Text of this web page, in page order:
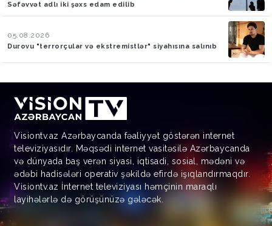
Səfəvvət adlı iki şəxs edam edilib
05.08.2026
Durovu "terrorçular və ekstremistlər" siyahısına salınıb
Visiontv.az Azərbaycanda fəaliyyət göstərən internet
televiziyasıdır. Məqsədi internet vasitəsilə Azərbaycanda
və dünyada baş verən siyasi, iqtisadi, sosial, mədəni və
ədəbi hadisələri operativ şəkildə efirdə işıqlandırmaqdır.
Visiontv.az İnternet televiziyası həmçinin maraqlı
layihələrlə də görüşünüzə gələcək.